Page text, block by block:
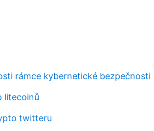
rámce kybernetické bezpečnosti
litecoinů
twitteru